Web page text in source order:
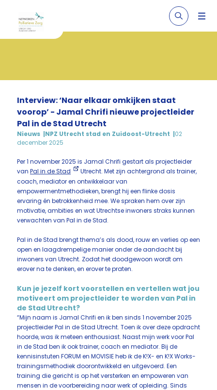
Interview: ‘Naar elkaar omkijken staat
voorop’ - Jamal Chrifi nieuwe projectleider
Pal in de Stad Utrecht
Nieuws NPZ Utrecht stad en Zuidoost-Utrecht
02
december 2025
Per 1 november 2025 is Jamal Chrifi gestart als projectleider
van Pal in de Stad
Utrecht. Met zijn achtergrond als trainer,
coach, mediator en ontwikkelaar van
empowermentmethodieken, brengt hij een flinke dosis
ervaring én betrokkenheid mee. We spraken hem over zijn
motivatie, ambities en wat Utrechtse inwoners straks kunnen
verwachten van Pal in de Stad.
Pal in de Stad brengt thema’s als dood, rouw en verlies op een
open en laagdrempelige manier onder de aandacht bij
inwoners van Utrecht. Zodat het doodgewoon wordt om
erover na te denken, en erover te praten.
Kun je jezelf kort voorstellen en vertellen wat jou
motiveert om projectleider te worden van Pal in
de Stad Utrecht?
“Mijn naam is Jamal Chrifi en ik ben sinds 1 november 2025
projectleider Pal in de Stad Utrecht. Toen ik over deze opdracht
hoorde, was ik meteen enthousiast. Naast mijn werk voor Pal
in de Stad ben ik ook trainer, coach en mediator. Bij de
kennisinstuten FORUM en MOVISIE heb ik de K!X- en K!X Works-
trainingsmethodiek doorontwikkeld en uitgevoerd. Een
training die gericht is op het versterken en empoweren van
mensen in de voorbereiding naar werk of opleiding. Sinds